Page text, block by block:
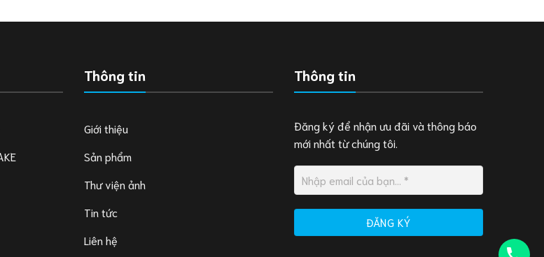
Thông tin
Giới thiệu
Sản phẩm
Thư viện ảnh
Tin tức
Liên hệ
Thông tin
Đăng ký để nhận ưu đãi và thông báo
mới nhất từ chúng tôi.